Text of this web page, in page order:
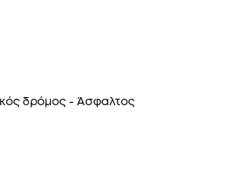
δρόμος - Άσφαλτος